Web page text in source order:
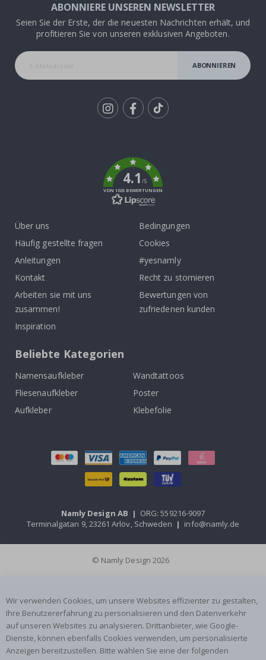
ABONNIERE UNSEREN NEWSLETTER
Seien Sie der Erste, der die neuesten Nachrichten erhält, und
profitieren Sie von unseren exklusiven Angeboten.
ABONNIEREN
4.1/5
VON 1025 BEWERTUNGEN
Über uns
Häufig gestellte fragen
Anleitungen
Kontakt
Arbeiten sie mit uns
zusammen!
Inspiration
Bedingungen
Cookies
#yesnamly
Recht zu stornieren
Bewertungen von
zufriedenen kunden
Beliebte Kategorien
Namensaufkleber
Wandtattoos
Fliesenaufkleber
Poster
Aufkleber
Klebefolie
Namly Design AB | ORG: 559216-9097
Terminalgatan 9, 23261 Arlöv, Schweden | info@namly.de
© Namly Design 2026
Wir verwenden Cookies, um unsere Websites effizienter zu gestalten,
Ihre Benutzererfahrung zu personalisieren und den Datenverkehr
auf unseren Websites zu analysieren. Drittanbieter, wie Google-
Dienste, können ebenfalls Cookies verwenden, um personalisierte
Anzeigen bereitzustellen. Bitte wählen Sie eine der folgenden